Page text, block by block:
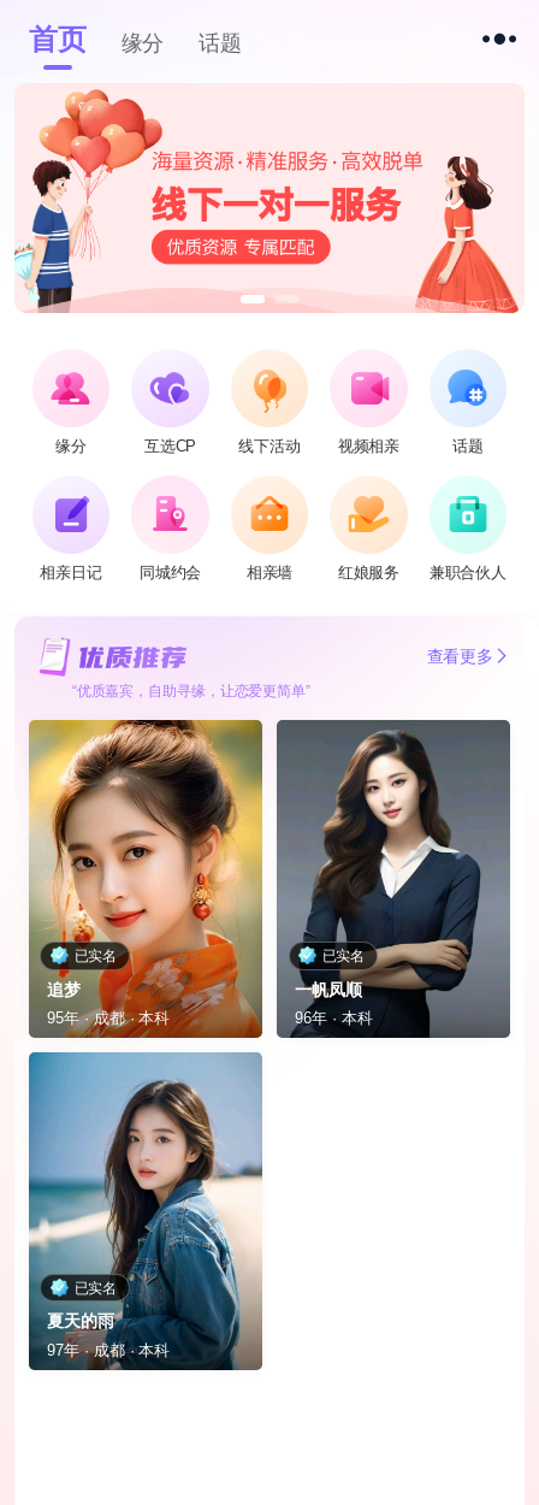
首页 缘分 话题
缘分 互选CP 线下活动 视频相亲 话题
相亲日记 同城约会 相亲墙 红娘服务 兼职合伙人
查看更多
“优质嘉宾，自助寻缘，让恋爱更简单”
已实名
追梦
95年 · 成都 · 本科
已实名
一帆凤顺
96年 · 本科
已实名
夏天的雨
97年 · 成都 · 本科